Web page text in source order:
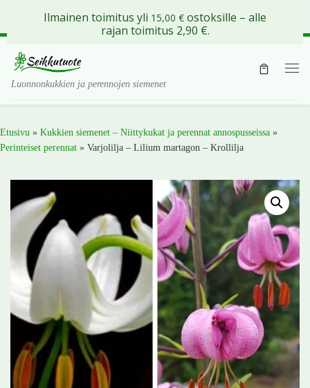
Skip to content
Luonnonkukkien ja perennojen siemenet
Etusivu » Kukkien siemenet – Niittykukat ja perennat annospusseissa »
Perinteiset perennat » Varjolilja – Lilium martagon – Krollilja
Ilmainen toimitus yli 15,00 € ostoksille – alle
rajan toimitus 2,90 €.